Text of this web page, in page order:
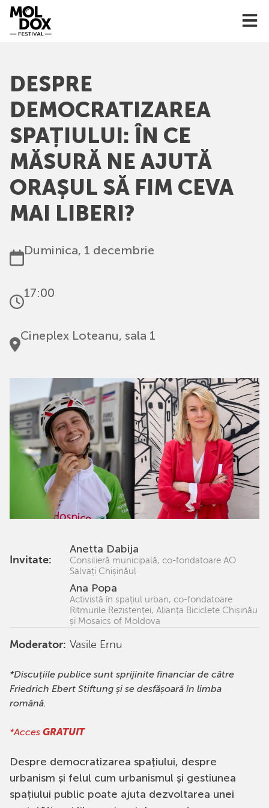
Skip
content
DESPRE
DEMOCRATIZAREA
SPAȚIULUI: ÎN CE
MĂSURĂ NE AJUTĂ
ORAȘUL SĂ FIM CEVA
MAI LIBERI?
Duminica, 1 decembrie
17:00
Cineplex Loteanu, sala 1
*Discuțiile publice sunt sprijinite financiar de către
Friedrich Ebert Stiftung și se desfășoară în limba
română.
*Acces GRATUIT
Despre democratizarea spațiului, despre
urbanism și felul cum urbanismul și gestiunea
spațiului public poate ajuta dezvoltarea unei
Invitate:
Anetta Dabija
Consilieră municipală, co-fondatoare AO
Salvați Chișinăul
Ana Popa
Activistă în spațiul urban, co-fondatoare
Ritmurile Rezistenței, Alianța Biciclete Chișinău
și Mosaics of Moldova
Moderator: Vasile Ernu